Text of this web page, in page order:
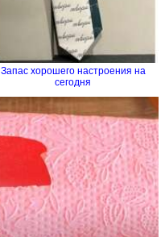
Запас хорошего настроения на
сегодня